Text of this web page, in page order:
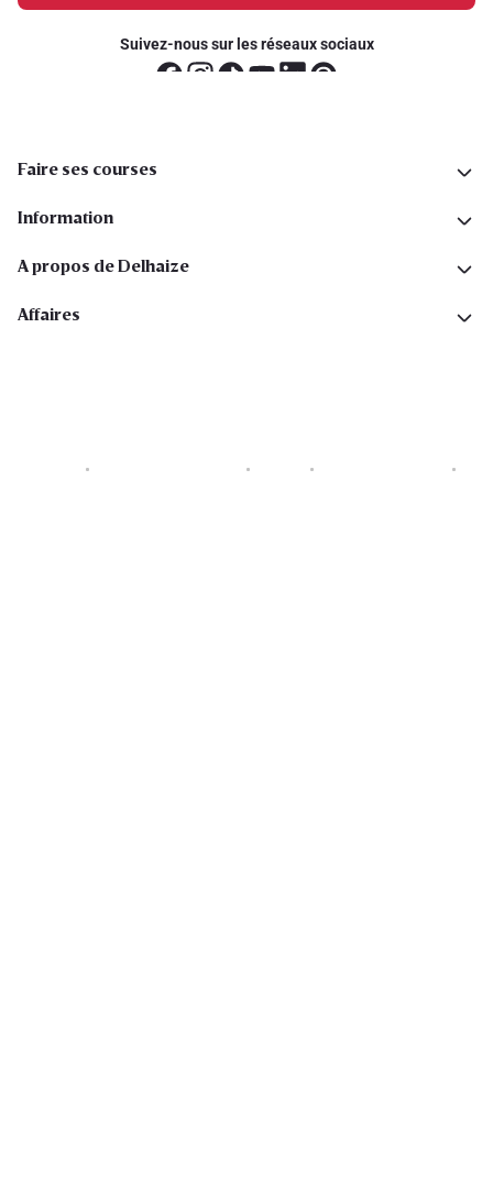
Suivez-nous sur les réseaux sociaux
Faire ses courses
Information
A propos de Delhaize
Affaires